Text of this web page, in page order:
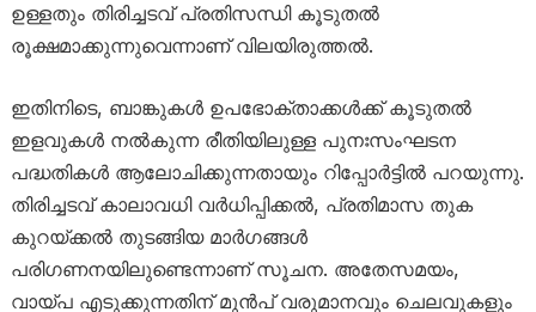
ഉള്ളതും തിരിച്ചടവ് പ്രതിസന്ധി കൂടുതൽ
രൂക്ഷമാക്കുന്നുവെന്നാണ് വിലയിരുത്തൽ.
ഇതിനിടെ, ബാങ്കുകൾ ഉപഭോക്താക്കൾക്ക് കൂടുതൽ
ഇളവുകൾ നൽകുന്ന രീതിയിലുള്ള പുനഃസംഘടന
പദ്ധതികൾ ആലോചിക്കുന്നതായും റിപ്പോർട്ടിൽ പറയുന്നു.
തിരിച്ചടവ് കാലാവധി വർധിപ്പിക്കൽ, പ്രതിമാസ തുക
കുറയ്ക്കൽ തുടങ്ങിയ മാർഗങ്ങൾ
പരിഗണനയിലുണ്ടെന്നാണ് സൂചന. അതേസമയം,
വായ്പ എടുക്കുന്നതിന് മുൻപ് വരുമാനവും ചെലവുകളും